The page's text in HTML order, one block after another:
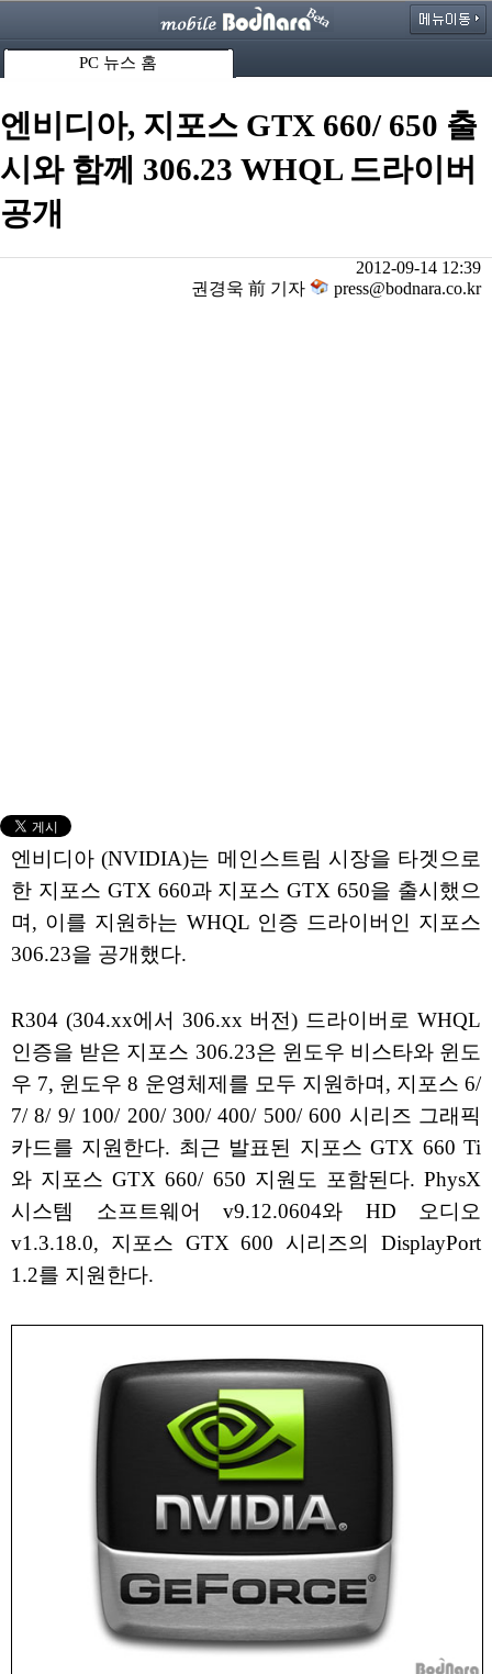
PC 뉴스 홈
엔비디아, 지포스 GTX 660/ 650 출
시와 함께 306.23 WHQL 드라이버
공개
2012-09-14 12:39
권경욱 前 기자
press@bodnara.co.kr
엔비디아 (NVIDIA)는 메인스트림 시장을 타겟으로
한 지포스 GTX 660과 지포스 GTX 650을 출시했으
며, 이를 지원하는 WHQL 인증 드라이버인 지포스
306.23을 공개했다.
R304 (304.xx에서 306.xx 버전) 드라이버로 WHQL
인증을 받은 지포스 306.23은 윈도우 비스타와 윈도
우 7, 윈도우 8 운영체제를 모두 지원하며, 지포스 6/
7/ 8/ 9/ 100/ 200/ 300/ 400/ 500/ 600 시리즈 그래픽
카드를 지원한다. 최근 발표된 지포스 GTX 660 Ti
와 지포스 GTX 660/ 650 지원도 포함된다. PhysX
시스템 소프트웨어 v9.12.0604와 HD 오디오
v1.3.18.0, 지포스 GTX 600 시리즈의 DisplayPort
1.2를 지원한다.